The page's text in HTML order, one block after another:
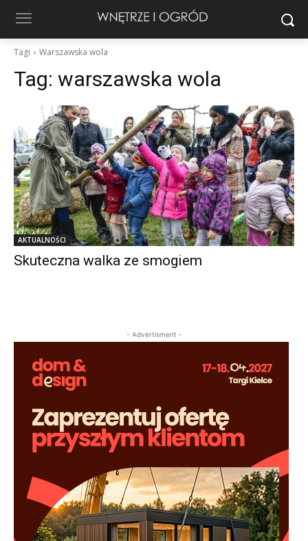
Tagi Warszawska wola
Tag: warszawska wola
AKTUALNOŚCI
Skuteczna walka ze smogiem
- Advertisment -